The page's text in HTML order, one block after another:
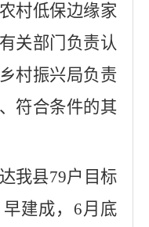
村低保边缘家
关部门负责认
村振兴局负责
符合条件的其
我县79户目标
建成， 6月底